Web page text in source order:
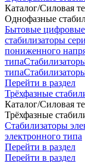
Каталог/Силовая
Однофазные
Бытовые цифровые
стабилизаторы
пониженного
типа
типа
Перейти в раздел
Трёхфазные
Каталог/Силовая
Трёхфазные
Стабилизаторы
электронного типа
Перейти в раздел
Перейти в раздел